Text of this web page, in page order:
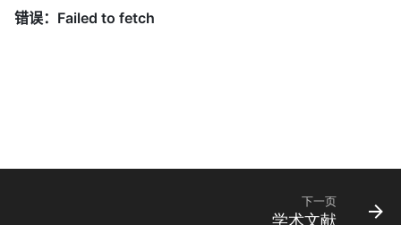
下一页
学术文献